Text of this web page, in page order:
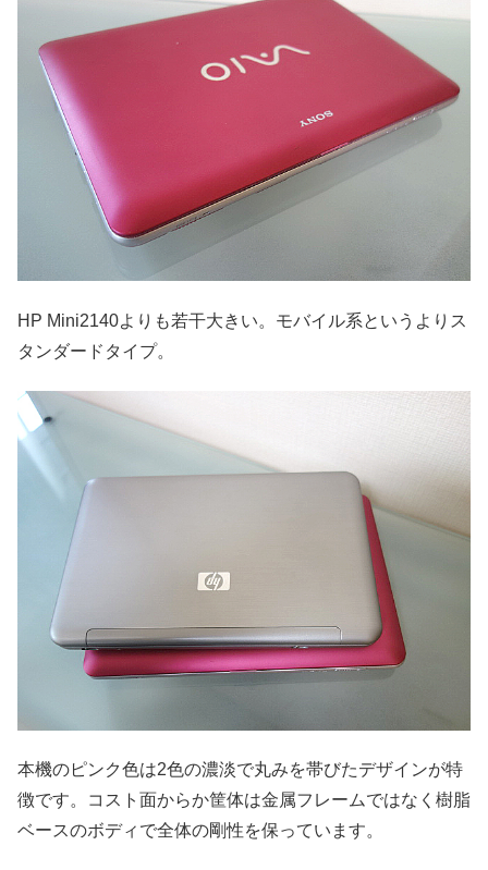
HP Mini2140よりも若干大きい。モバイル系というよりス
タンダードタイプ。
本機のピンク色は2色の濃淡で丸みを帯びたデザインが特
徴です。コスト面からか筐体は金属フレームではなく樹脂
ベースのボディで全体の剛性を保っています。